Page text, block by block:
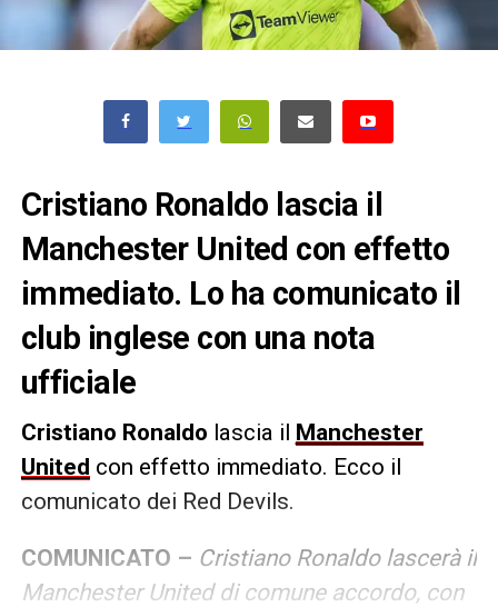
Cristiano Ronaldo lascia il
Manchester United con effetto
immediato. Lo ha comunicato il
club inglese con una nota
ufficiale
Cristiano Ronaldo lascia il Manchester
United con effetto immediato. Ecco il
comunicato dei Red Devils.
COMUNICATO – Cristiano Ronaldo lascerà il
Manchester United di comune accordo, con